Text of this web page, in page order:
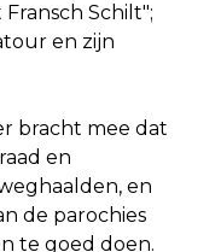
Schilt";
en zijn
bracht mee dat
en
en
de parochies
te goed doen.